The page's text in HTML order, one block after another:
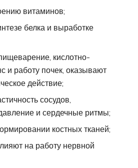
витаминов;
белка и выработке
кислотно-
и работу почек, оказывают
действие;
сосудов,
и сердечные ритмы;
костных тканей;
на работу нервной